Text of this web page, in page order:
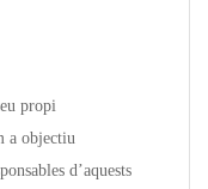
propi
a objectiu
d’aquests